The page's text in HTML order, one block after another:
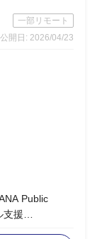
一部リモート
公開日: 2026/04/23
Public
支援